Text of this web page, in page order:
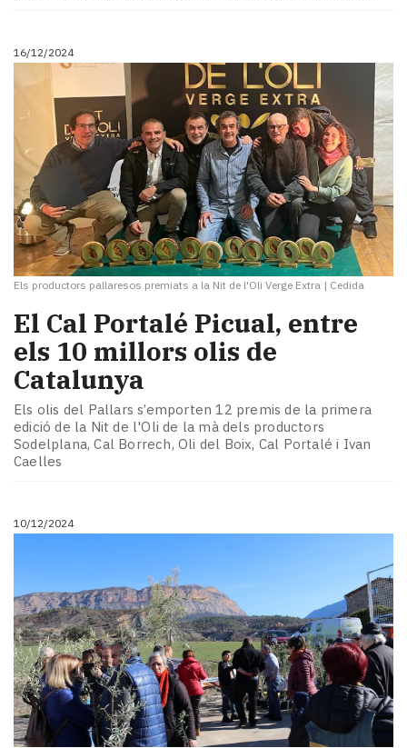
16/12/2024
Els productors pallaresos premiats a la Nit de l'Oli Verge Extra | Cedida
El Cal Portalé Picual, entre
els 10 millors olis de
Catalunya
Els olis del Pallars s’emporten 12 premis de la primera
edició de la Nit de l'Oli de la mà dels productors
Sodelplana, Cal Borrech, Oli del Boix, Cal Portalé i Ivan
Caelles
10/12/2024